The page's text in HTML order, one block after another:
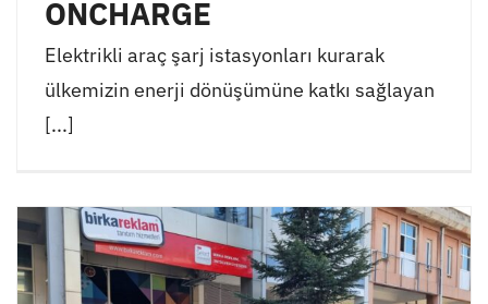
ONCHARGE
Elektrikli araç şarj istasyonları kurarak
ülkemizin enerji dönüşümüne katkı sağlayan
[...]